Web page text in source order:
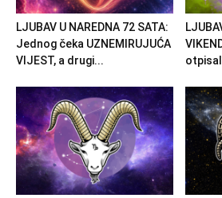
LJUBAV U NAREDNA 72 SATA:
Jednog čeka UZNEMIRUJUĆA
VIJEST, a drugi...